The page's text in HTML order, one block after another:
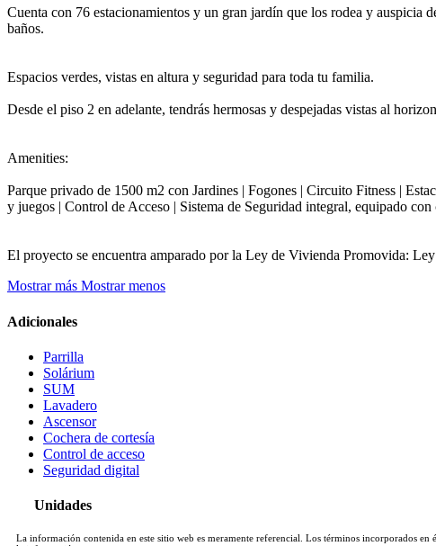
Cuenta con 76 estacionamientos y un gran jardín que los rodea y auspicia
baños.
Espacios verdes, vistas en altura y seguridad para toda tu familia.
Desde el piso 2 en adelante, tendrás hermosas y despejadas vistas al
Amenities:
Parque privado de 1500 m2 con Jardines | Fogones | Circuito Fitness |
y juegos | Control de Acceso | Sistema de Seguridad integral, equipado
El proyecto se encuentra amparado por la Ley de Vivienda Promovida:
Mostrar más Mostrar menos
Adicionales
Parrilla
Solárium
SUM
Lavadero
Ascensor
Cochera de cortesía
Control de acceso
Seguridad digital
Unidades
La información contenida en este sitio web es meramente referencial. Los términos incorporados